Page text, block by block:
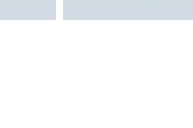
Jensen,Kim